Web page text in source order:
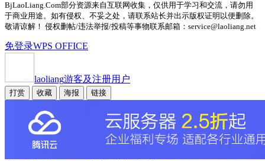
BjLaoLiang.Com部分资源来自互联网收集，仅供用于学习和交流，请勿用
于商业用途。如有侵权、不妥之处，请联系站长并出示版权证明以便删除。
敬请谅解！ 侵权删帖/违法举报/投稿等事物联系邮箱：service@laoliang.net
免登录WPS OFFICE
laoliang游客及注册用户
打赏 收藏 海报 链接